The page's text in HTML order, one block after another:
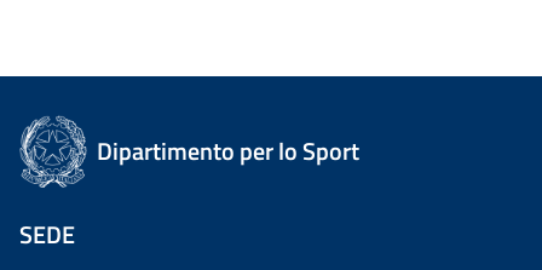
Dipartimento per lo Sport
SEDE